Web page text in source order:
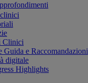
Clinici
Guida e Raccomandazioni
digitale
Highlights